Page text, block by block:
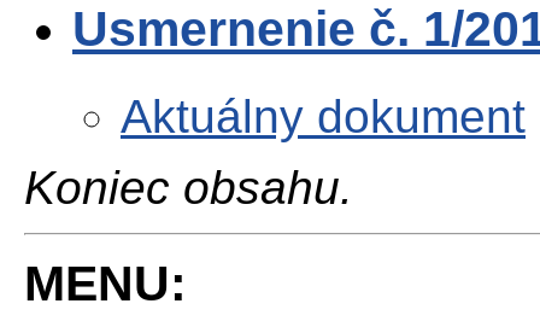
Usmernenie č. 1/
Aktuálny dokument
Koniec obsahu.
MENU: